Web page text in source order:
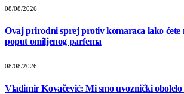
08/08/2026
Ovaj prirodni sprej protiv komaraca lako ćete
poput omiljenog parfema
08/08/2026
Vladimir Kovačević: Mi smo uvoznički